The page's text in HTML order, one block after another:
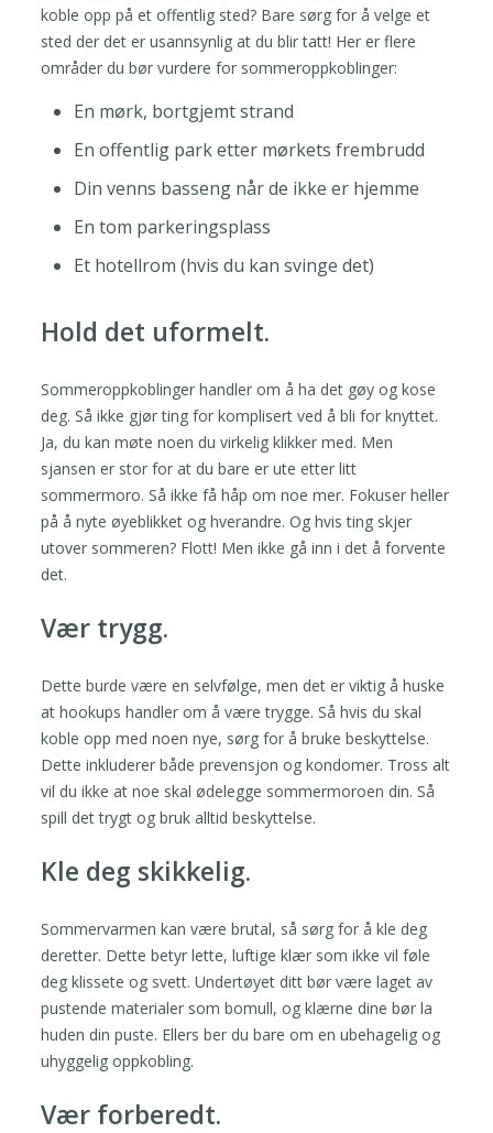
koble opp på et offentlig sted? Bare sørg for å velge et
sted der det er usannsynlig at du blir tatt! Her er flere
områder du bør vurdere for sommeroppkoblinger:
En mørk, bortgjemt strand
En offentlig park etter mørkets frembrudd
Din venns basseng når de ikke er hjemme
En tom parkeringsplass
Et hotellrom (hvis du kan svinge det)
Hold det uformelt.
Sommeroppkoblinger handler om å ha det gøy og kose
deg. Så ikke gjør ting for komplisert ved å bli for knyttet.
Ja, du kan møte noen du virkelig klikker med. Men
sjansen er stor for at du bare er ute etter litt
sommermoro. Så ikke få håp om noe mer. Fokuser heller
på å nyte øyeblikket og hverandre. Og hvis ting skjer
utover sommeren? Flott! Men ikke gå inn i det å forvente
det.
Vær trygg.
Dette burde være en selvfølge, men det er viktig å huske
at hookups handler om å være trygge. Så hvis du skal
koble opp med noen nye, sørg for å bruke beskyttelse.
Dette inkluderer både prevensjon og kondomer. Tross alt
vil du ikke at noe skal ødelegge sommermoroen din. Så
spill det trygt og bruk alltid beskyttelse.
Kle deg skikkelig.
Sommervarmen kan være brutal, så sørg for å kle deg
deretter. Dette betyr lette, luftige klær som ikke vil føle
deg klissete og svett. Undertøyet ditt bør være laget av
pustende materialer som bomull, og klærne dine bør la
huden din puste. Ellers ber du bare om en ubehagelig og
uhyggelig oppkobling.
Vær forberedt.